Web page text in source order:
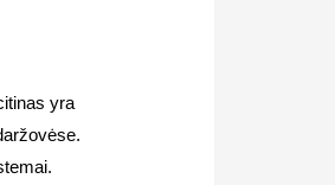
yra